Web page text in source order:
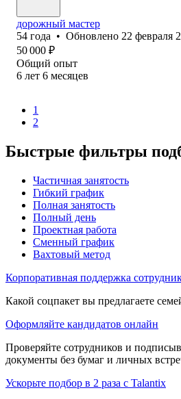
дорожный мастер
54 года • Обновлено 22 февраля
50 000 ₽
Общий опыт
6 лет 6 месяцев
1
2
Быстрые фильтры
Частичная занятость
Гибкий график
Полная занятость
Полный день
Проектная работа
Сменный график
Вахтовый метод
Корпоративная поддержка
Какой соцпакет вы предлагаете
Оформляйте кандидатов онлайн
Проверяйте сотрудников и
документы без бумаг и личных
Ускорьте подбор в 2 раза с Talantix